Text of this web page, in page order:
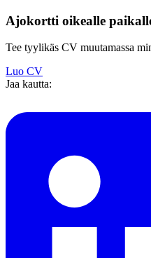
Ajokortti oikealle
Tee tyylikäs CV muutamassa
Luo CV
Jaa kautta: